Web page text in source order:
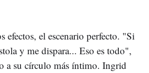
efectos, el escenario perfecto. "Si
y me dispara... Eso es todo",
a su círculo más íntimo. Ingrid